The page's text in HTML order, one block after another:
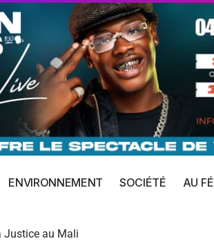
ENVIRONNEMENT SOCIÉTÉ AU
Justice au Mali